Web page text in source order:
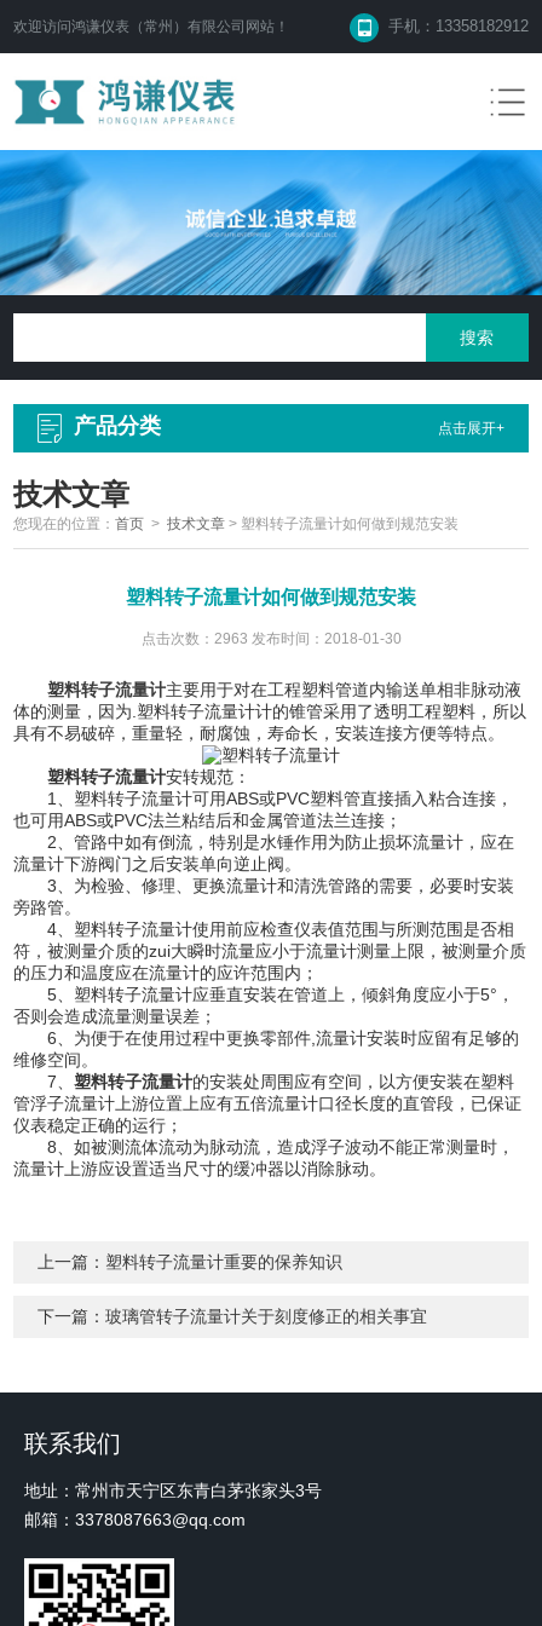
欢迎访问鸿谦仪表（常州）有限公司网站！ 手机：13358182912
产品分类 点击展开+
技术文章
您现在的位置：首页 >技术文章 > 塑料转子流量计如何做到规范安装
塑料转子流量计如何做到规范安装
点击次数：2963 发布时间：2018-01-30
塑料转子流量计主要用于对在工程塑料管道内输送单相非脉动液
体的测量，因为.塑料转子流量计计的锥管采用了透明工程塑料，所以
具有不易破碎，重量轻，耐腐蚀，寿命长，安装连接方便等特点。
塑料转子流量计安转规范：
1、塑料转子流量计可用ABS或PVC塑料管直接插入粘合连接，
也可用ABS或PVC法兰粘结后和金属管道法兰连接；
2、管路中如有倒流，特别是水锤作用为防止损坏流量计，应在
流量计下游阀门之后安装单向逆止阀。
3、为检验、修理、更换流量计和清洗管路的需要，必要时安装
旁路管。
4、塑料转子流量计使用前应检查仪表值范围与所测范围是否相
符，被测量介质的zui大瞬时流量应小于流量计测量上限，被测量介质
的压力和温度应在流量计的应许范围内；
5、塑料转子流量计应垂直安装在管道上，倾斜角度应小于5°，
否则会造成流量测量误差；
6、为便于在使用过程中更换零部件,流量计安装时应留有足够的
维修空间。
7、塑料转子流量计的安装处周围应有空间，以方便安装在塑料
管浮子流量计上游位置上应有五倍流量计口径长度的直管段，已保证
仪表稳定正确的运行；
8、如被测流体流动为脉动流，造成浮子波动不能正常测量时，
流量计上游应设置适当尺寸的缓冲器以消除脉动。
上一篇： 塑料转子流量计重要的保养知识
下一篇：玻璃管转子流量计关于刻度修正的相关事宜
联系我们
地址：常州市天宁区东青白茅张家头3号
邮箱：3378087663@qq.com